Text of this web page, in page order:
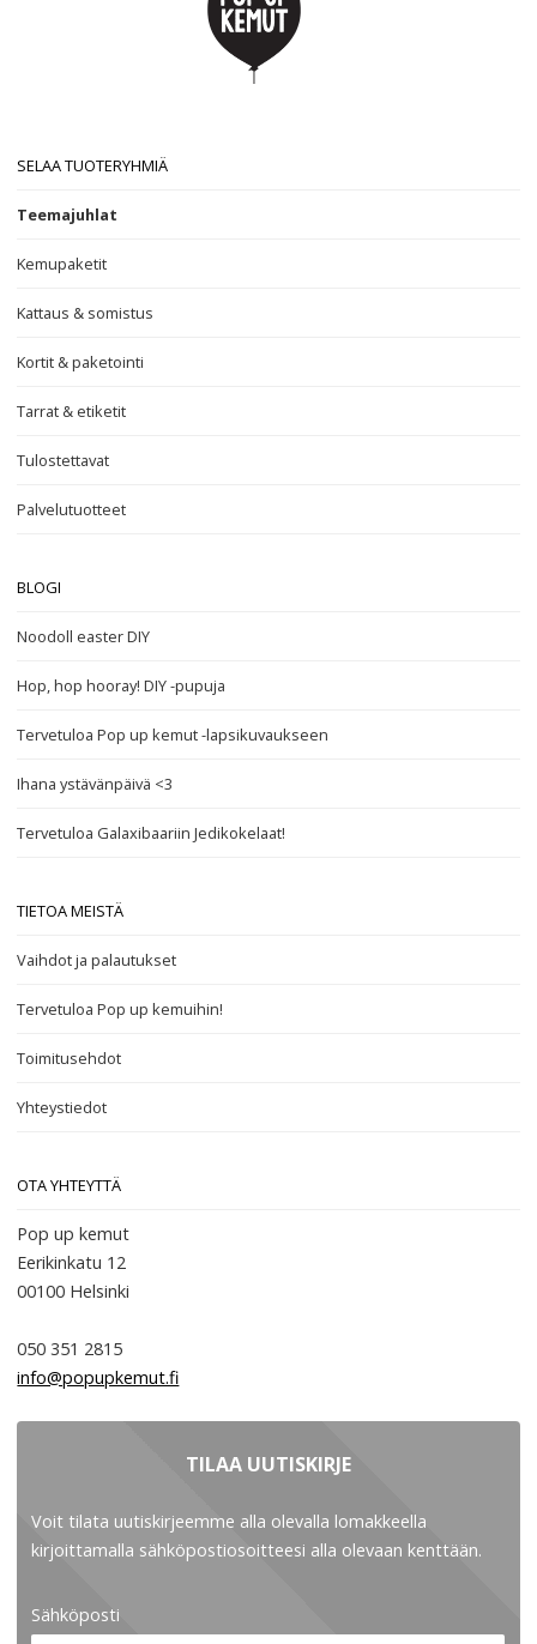
SELAA TUOTERYHMIÄ
Teemajuhlat
Kemupaketit
Kattaus & somistus
Kortit & paketointi
Tarrat & etiketit
Tulostettavat
Palvelutuotteet
BLOGI
Noodoll easter DIY
Hop, hop hooray! DIY -pupuja
Tervetuloa Pop up kemut -lapsikuvaukseen
Ihana ystävänpäivä <3
Tervetuloa Galaxibaariin Jedikokelaat!
TIETOA MEISTÄ
Vaihdot ja palautukset
Tervetuloa Pop up kemuihin!
Toimitusehdot
Yhteystiedot
OTA YHTEYTTÄ
Pop up kemut
Eerikinkatu 12
00100 Helsinki
050 351 2815
info@popupkemut.fi
TILAA UUTISKIRJE
Voit tilata uutiskirjeemme alla olevalla lomakkeella
kirjoittamalla sähköpostiosoitteesi alla olevaan kenttään.
Sähköposti